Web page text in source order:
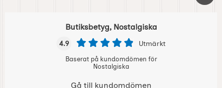
Butiksbetyg, Nostalgiska
4.9 Utmärkt
Baserat på kundomdömen för
Nostalgiska
Gå till kundomdömen